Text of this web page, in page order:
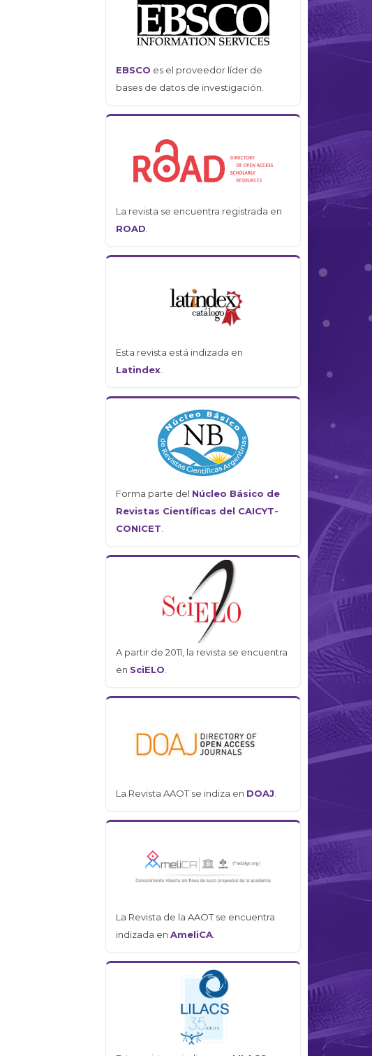
EBSCO es el proveedor líder de
bases de datos de investigación.
La revista se encuentra registrada en
ROAD.
Esta revista está indizada en
Latindex.
Forma parte del Núcleo Básico de
Revistas Científicas del CAICYT-
CONICET.
A partir de 2011, la revista se encuentra
en SciELO.
La Revista AAOT se indiza en DOAJ.
La Revista de la AAOT se encuentra
indizada en AmeliCA.